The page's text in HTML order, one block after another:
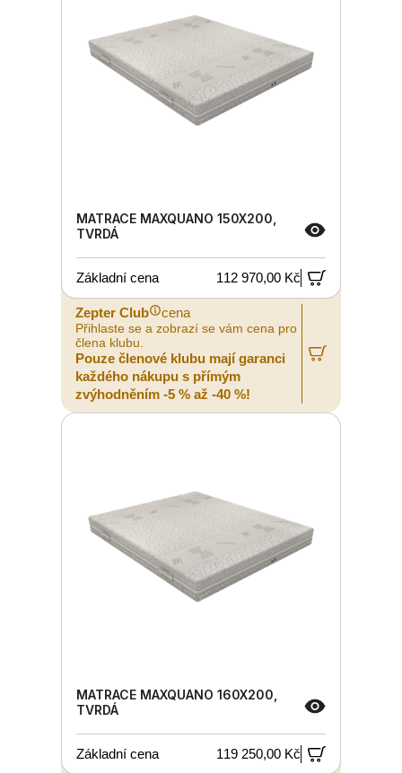
MATRACE MAXQUANO 150X200,
TVRDÁ
Základní cena 112 970,00 Kč
Zepter Club cena
Přihlaste se a zobrazí se vám cena pro
člena klubu.
Pouze členové klubu mají garanci
každého nákupu s přímým
zvýhodněním -5 % až -40 %!
MATRACE MAXQUANO 160X200,
TVRDÁ
Základní cena 119 250,00 Kč